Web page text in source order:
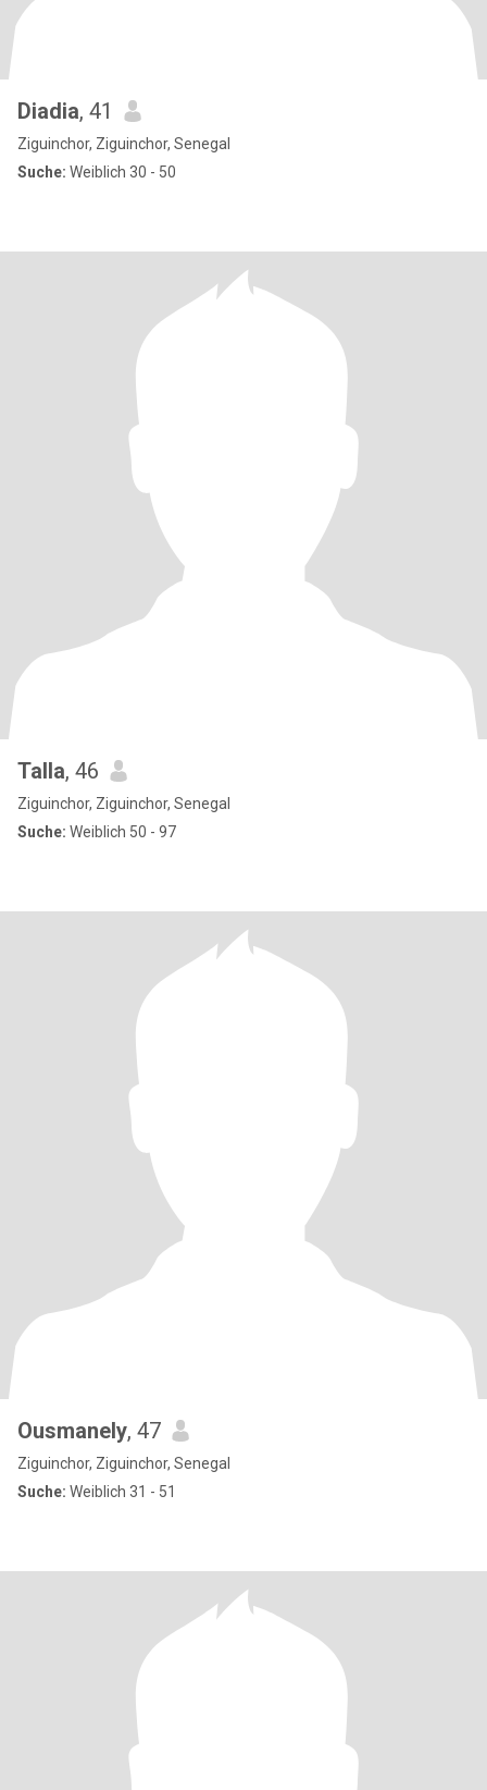
Diadia, 41
Ziguinchor, Ziguinchor, Senegal
Suche: Weiblich 30 - 50
Talla, 46
Ziguinchor, Ziguinchor, Senegal
Suche: Weiblich 50 - 97
Ousmanely, 47
Ziguinchor, Ziguinchor, Senegal
Suche: Weiblich 31 - 51